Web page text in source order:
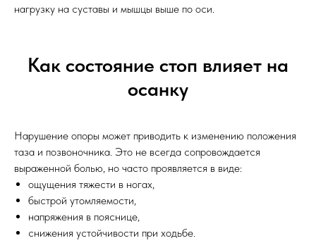
нагрузку на суставы и мышцы выше по оси.
Как состояние стоп влияет на
осанку
Нарушение опоры может приводить к изменению положения
таза и позвоночника. Это не всегда сопровождается
выраженной болью, но часто проявляется в виде:
ощущения тяжести в ногах,
быстрой утомляемости,
напряжения в пояснице,
снижения устойчивости при ходьбе.